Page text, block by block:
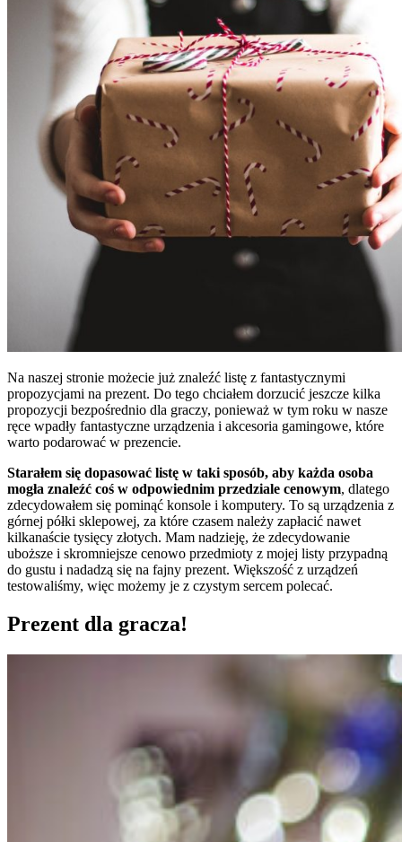
Na naszej stronie możecie już znaleźć listę z fantastycznymi
propozycjami na prezent. Do tego chciałem dorzucić jeszcze kilka
propozycji bezpośrednio dla graczy, ponieważ w tym roku w nasze
ręce wpadły fantastyczne urządzenia i akcesoria gamingowe, które
warto podarować w prezencie.
Starałem się dopasować listę w taki sposób, aby każda osoba
mogła znaleźć coś w odpowiednim przedziale cenowym, dlatego
zdecydowałem się pominąć konsole i komputery. To są urządzenia z
górnej półki sklepowej, za które czasem należy zapłacić nawet
kilkanaście tysięcy złotych. Mam nadzieję, że zdecydowanie
uboższe i skromniejsze cenowo przedmioty z mojej listy przypadną
do gustu i nadadzą się na fajny prezent. Większość z urządzeń
testowaliśmy, więc możemy je z czystym sercem polecać.
Prezent dla gracza!